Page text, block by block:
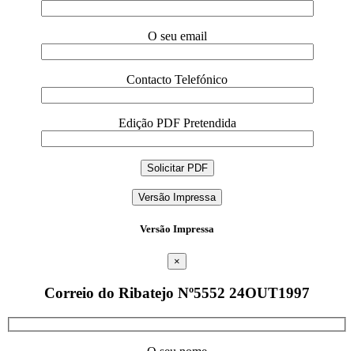
O seu email
Contacto Telefónico
Edição PDF Pretendida
Versão Impressa
Versão Impressa
×
Correio do Ribatejo Nº5552 24OUT1997